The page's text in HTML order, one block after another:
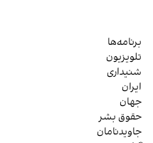
برنامه‌ها
تلویزیون
شنیداری
ایران
جهان
حقوق بشر
جاویدنامان